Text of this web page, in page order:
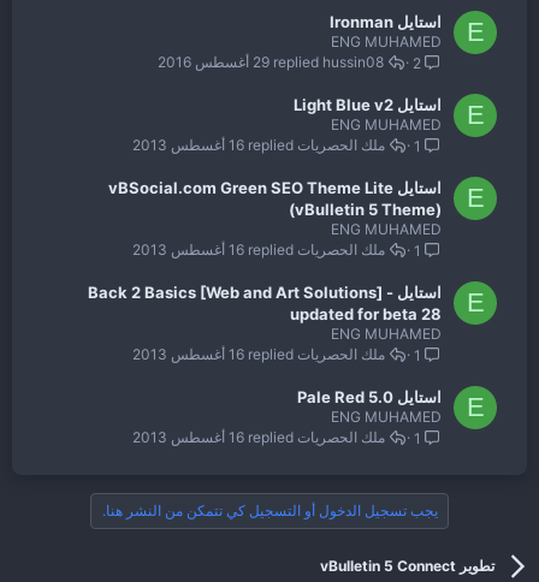
E استايل Ironman
ENG MUHAMED
2
29 أغسطس 2016 hussin08
E استايل Light Blue v2
ENG MUHAMED
1
16 أغسطس 2013 ملك الحصريات
E
استايل vBSocial.com Green SEO Theme Lite
(vBulletin 5 Theme)
ENG MUHAMED
1
16 أغسطس 2013 ملك الحصريات
E
استايل Back 2 Basics [Web and Art Solutions] -
updated for beta 28
ENG MUHAMED
1
16 أغسطس 2013 ملك الحصريات
E استايل 5.0 Pale Red
ENG MUHAMED
1
16 أغسطس 2013 ملك الحصريات
يجب تسجيل الدخول أو التسجيل كي تتمكن من النشر هنا.
تطوير vBulletin 5 Connect